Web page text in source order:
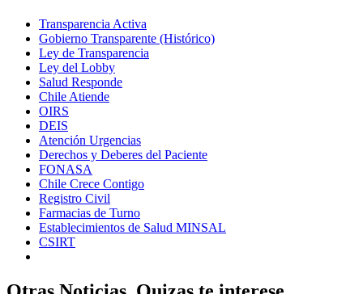
Transparencia Activa
Gobierno Transparente (Histórico)
Ley de Transparencia
Ley del Lobby
Salud Responde
Chile Atiende
OIRS
DEIS
Atención Urgencias
Derechos y Deberes del Paciente
FONASA
Chile Crece Contigo
Registro Civil
Farmacias de Turno
Establecimientos de Salud MINSAL
CSIRT